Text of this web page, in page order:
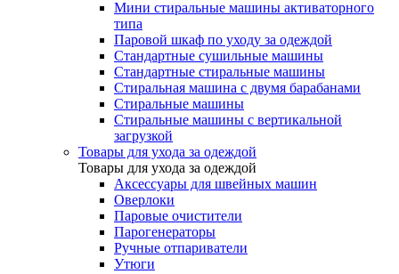
Мини стиральные машины активаторного
типа
Паровой шкаф по уходу за одеждой
Стандартные сушильные машины
Стандартные стиральные машины
Стиральная машина с двумя барабанами
Стиральные машины
Стиральные машины с вертикальной
загрузкой
Товары для ухода за одеждой
Товары для ухода за одеждой
Аксессуары для швейных машин
Оверлоки
Паровые очистители
Парогенераторы
Ручные отпариватели
Утюги